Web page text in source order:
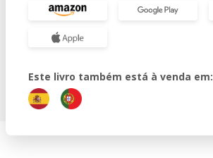
Este livro também está à venda em: